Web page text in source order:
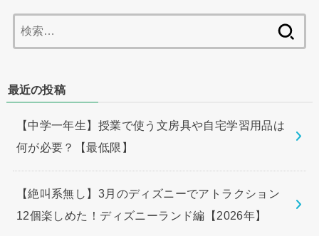
索:
最近の投稿
【中学一年生】授業で使う文房具や自宅学習用品は
何が必要？【最低限】
【絶叫系無し】3月のディズニーでアトラクション
12個楽しめた！ディズニーランド編【2026年】